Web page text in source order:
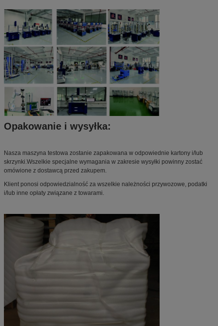
Opakowanie i wysyłka:
Nasza maszyna testowa zostanie zapakowana w odpowiednie kartony i/lub
skrzynki.Wszelkie specjalne wymagania w zakresie wysyłki powinny zostać
omówione z dostawcą przed zakupem.
Klient ponosi odpowiedzialność za wszelkie należności przywozowe, podatki
i/lub inne opłaty związane z towarami.